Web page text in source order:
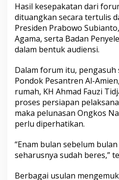
Hasil kesepakatan dari
dituangkan secara tertulis
Presiden Prabowo
Agama, serta Badan
dalam bentuk audiensi.
Dalam forum itu,
Pondok Pesantren Al-
rumah, KH Ahmad Fauzi
proses persiapan
maka pelunasan Ongkos
perlu diperhatikan.
“Enam bulan sebelum
seharusnya sudah beres,”
Berbagai usulan